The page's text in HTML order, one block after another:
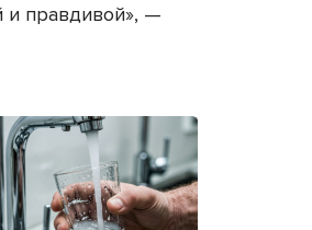
и правдивой», —